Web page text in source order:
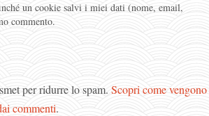
un cookie salvi i miei dati (nome, email,
commento.
per ridurre lo spam. Scopri come vengono
commenti.